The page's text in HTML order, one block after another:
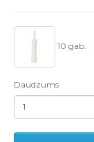
10 gab.
Daudzums